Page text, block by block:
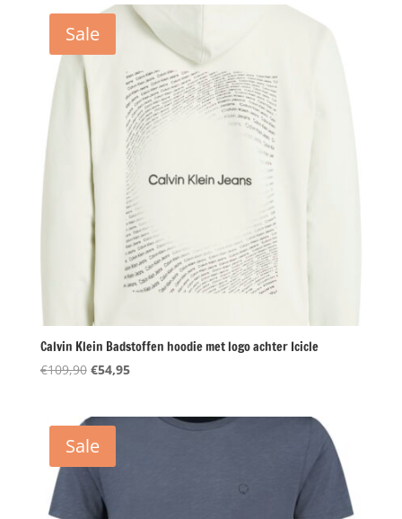
€79,00.
€39,50.
Sale
Calvin Klein Badstoffen hoodie met logo achter Icicle
€109,90 Oorspronkelijke
€109,90.
€54,95Huidige
€54,95.
Sale